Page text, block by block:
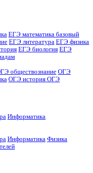
ЕГЭ математика базовый
ЕГЭ литература ЕГЭ физика
ЕГЭ биология ЕГЭ
обществознание ОГЭ
ОГЭ история ОГЭ
Информатика
Информатика Физика